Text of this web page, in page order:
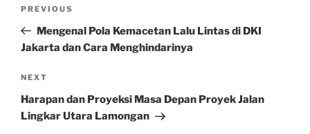
Previous
Post
PREVIOUS
Mengenal Pola Kemacetan Lalu Lintas di DKI
Jakarta dan Cara Menghindarinya
Next
Post
NEXT
Harapan dan Proyeksi Masa Depan Proyek Jalan
Lingkar Utara Lamongan